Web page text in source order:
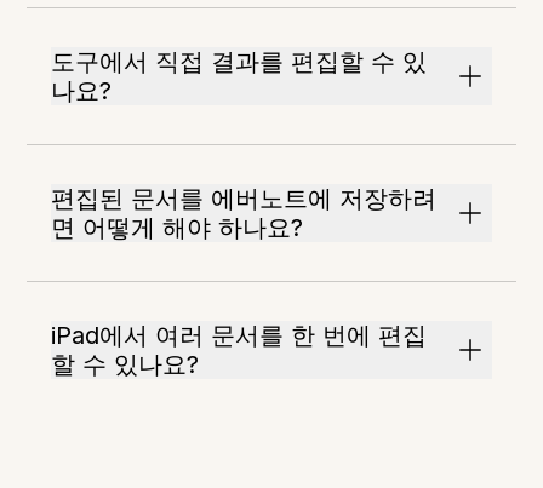
도구에서 직접 결과를 편집할 수 있
나요?
편집된 문서를 에버노트에 저장하려
면 어떻게 해야 하나요?
iPad에서 여러 문서를 한 번에 편집
할 수 있나요?